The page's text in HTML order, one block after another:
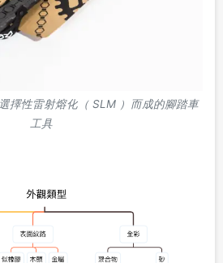
擇性雷射熔化（ SLM ）而成的腳踏車
工具